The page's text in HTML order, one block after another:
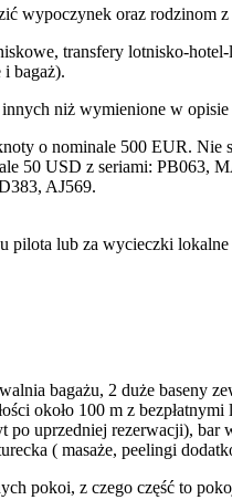
wypoczynek oraz rodzinom
transfery lotnisko-
bagaż).
niż wymienione w
o nominale 500 EUR.
50 USD z seriami: PB063,
AJ569.
pilota lub za wycieczki
bagażu, 2 duże baseny
około 100 m z
po uprzedniej rezerwacji),
( masaże, peelingi
pokoi, z czego część to